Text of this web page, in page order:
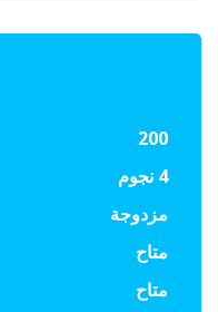
200
4 نجوم
مزدوجة
متاح
متاح